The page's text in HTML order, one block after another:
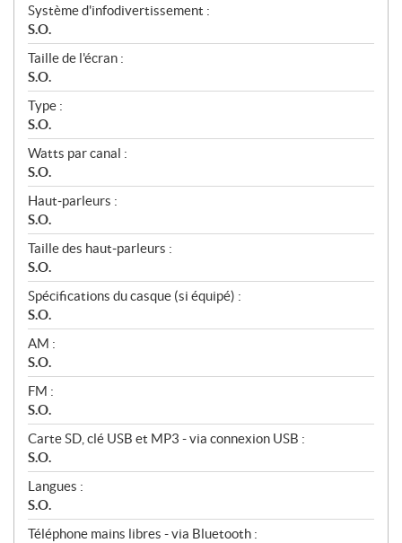
Système d'infodivertissement :
S.O.
Taille de l'écran :
S.O.
Type :
S.O.
Watts par canal :
S.O.
Haut‑parleurs :
S.O.
Taille des haut‑parleurs :
S.O.
Spécifications du casque (si équipé) :
S.O.
AM :
S.O.
FM :
S.O.
Carte SD, clé USB et MP3 - via connexion USB :
S.O.
Langues :
S.O.
Téléphone mains libres - via Bluetooth :